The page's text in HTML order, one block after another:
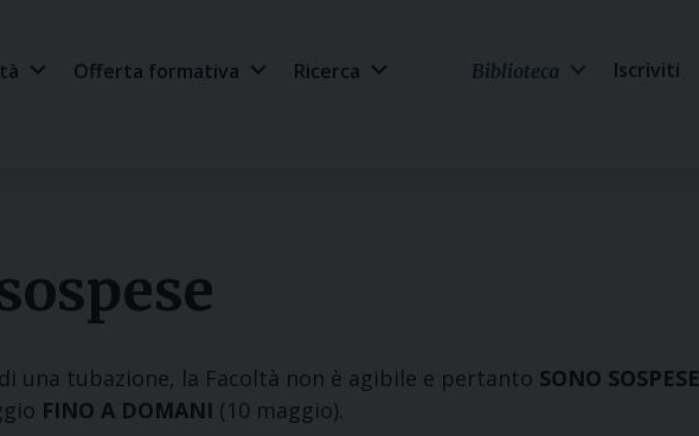
Offerta formativa Ricerca Biblioteca Iscriviti
una tubazione, la Facoltà non è agibile e pertanto SONO SOSPESE
FINO A DOMANI (10 maggio).